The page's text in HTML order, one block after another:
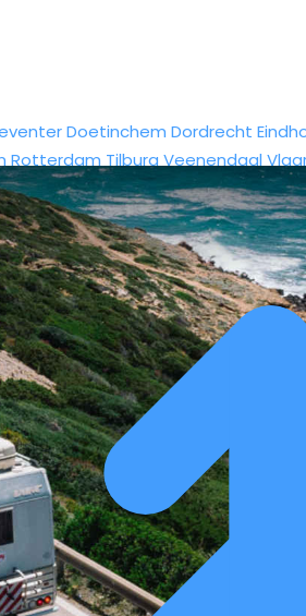
Doetinchem Dordrecht
Rotterdam Tilburg Veenendaal